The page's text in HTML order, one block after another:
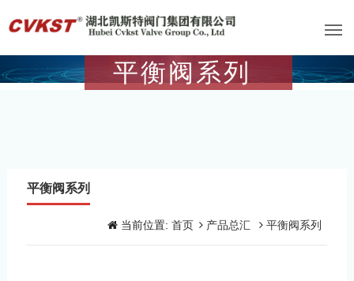
平衡阀系列
平衡阀系列
当前位置:首页 产品总汇 平衡阀系列